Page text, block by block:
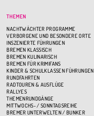
THEMEN
NACHTWÄCHTER PROGRAMME
VERBORGENE UND BESONDERE ORTE
INSZENIERTE FÜHRUNGEN
BREMEN KLASSISCH
BREMEN KULINARISCH
BREMEN FÜR KRIMIFANS
KINDER & SCHULKLASSEN FÜHRUNGEN
RUNDFAHRTEN
RADTOUREN & AUSFLÜGE
RALLYES
THEMENRUNDGÄNGE
MITTWOCHS- / SONNTAGSREIHE
BREMER UNTERWELTEN / BUNKER